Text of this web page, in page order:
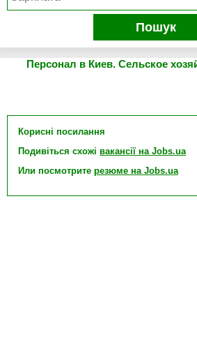
Пошук
Персонал в Киев. Сельское
Корисні посилання
Подивіться схожі вакансії на Jobs.ua
Или посмотрите резюме на Jobs.ua